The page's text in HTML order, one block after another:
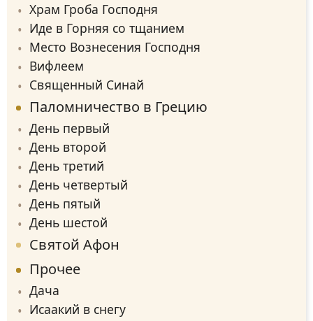
Храм Гроба Господня
Иде в Горняя со тщанием
Место Вознесения Господня
Вифлеем
Священный Синай
Паломничество в Грецию
День первый
День второй
День третий
День четвертый
День пятый
День шестой
Святой Афон
Прочее
Дача
Исаакий в снегу